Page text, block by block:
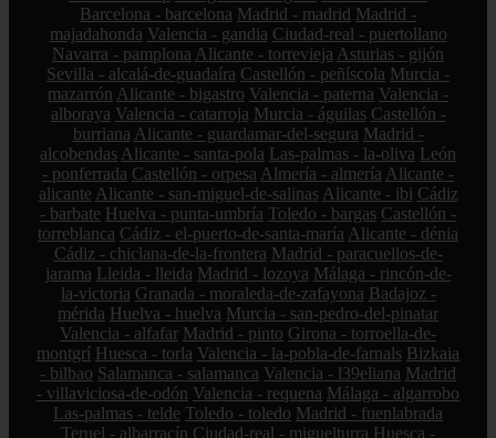
Barcelona - barcelona Madrid - madrid Madrid -
majadahonda Valencia - gandia Ciudad-real - puertollano
Navarra - pamplona Alicante - torrevieja Asturias - gijón
Sevilla - alcalá-de-guadaíra Castellón - peñíscola Murcia -
mazarrón Alicante - bigastro Valencia - paterna Valencia -
alboraya Valencia - catarroja Murcia - águilas Castellón -
burriana Alicante - guardamar-del-segura Madrid -
alcobendas Alicante - santa-pola Las-palmas - la-oliva León
- ponferrada Castellón - orpesa Almería - almería Alicante -
alicante Alicante - san-miguel-de-salinas Alicante - ibi Cádiz
- barbate Huelva - punta-umbría Toledo - bargas Castellón -
torreblanca Cádiz - el-puerto-de-santa-maría Alicante - dénia
Cádiz - chiclana-de-la-frontera Madrid - paracuellos-de-
jarama Lleida - lleida Madrid - lozoya Málaga - rincón-de-
la-victoria Granada - moraleda-de-zafayona Badajoz -
mérida Huelva - huelva Murcia - san-pedro-del-pinatar
Valencia - alfafar Madrid - pinto Girona - torroella-de-
montgrí Huesca - torla Valencia - la-pobla-de-farnals Bizkaia
- bilbao Salamanca - salamanca Valencia - l39eliana Madrid
- villaviciosa-de-odón Valencia - requena Málaga - algarrobo
Las-palmas - telde Toledo - toledo Madrid - fuenlabrada
Teruel - albarracín Ciudad-real - miguelturra Huesca -